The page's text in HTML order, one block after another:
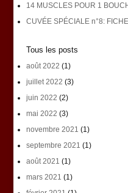
14 MUSCLES POUR 1
CUVÉE SPÉCIALE n°8:
Tous les posts
août 2022 (1)
juillet 2022 (3)
juin 2022 (2)
mai 2022 (3)
novembre 2021 (1)
septembre 2021 (1)
août 2021 (1)
mars 2021 (1)